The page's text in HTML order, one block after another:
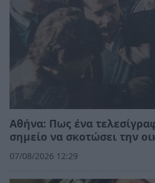
Αθήνα: Πως ένα
σημείο να σκοτώσει την
07/08/2026 12:29